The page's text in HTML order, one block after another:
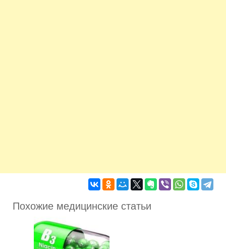
Похожие медицинские статьи